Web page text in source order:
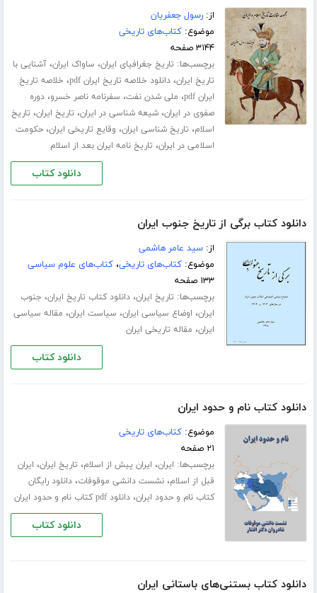
از:رسول جعفریان
موضوع:کتاب‌های تاریخی
۳۱۴۴ صفحه
برچسب‌ها: تاریخ جغرافیای ایران، ساواک ایران،آشنایی با
تاریخ ایران،دانلود خلاصه تاریخ ایران pdf ، خلاصه تاریخ
ایران pdf
، ملی شدن نفت، سفرنامه ناصر خسرو،دوره
صفوی در ایران،شیعه شناسی در ایران، تاریخ ایران، تاریخ
اسلام، تاریخ شناسی ایران، وقایع تاریخی ایران،حکومت
اسلامی در ایران، تاریخ نامه ایران بعد از اسلام
دانلود کتاب
دانلود کتاب برگی از تاریخ جنوب ایران
از:سید عامر هاشمی
موضوع:کتاب‌های تاریخی،کتاب‌های علوم سیاسی
۱۳۳ صفحه
برچسب‌ها: تاریخ ایران،دانلود کتاب تاریخ ایران، جنوب
ایران، اوضاع سیاسی ایران، سیاست ایران، مقاله سیاسی
ایران، مقاله تاریخی ایران
دانلود کتاب
دانلود کتاب نام و حدود ایران
موضوع:کتاب‌های تاریخی
۲۱ صفحه
برچسب‌ها: ایران، ایران پیش از اسلام، تاریخ ایران، ایران
قبل از اسلام،نشست دانشی موقوفات،دانلود رایگان
کتاب نام و حدود ایران،دانلود pdf کتاب نام و حدود ایران
دانلود کتاب
دانلود کتاب بستنی‌های باستانی ایران